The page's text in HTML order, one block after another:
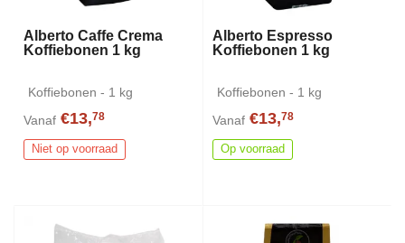
Alberto Caffe Crema
Koffiebonen 1 kg
Koffiebonen - 1 kg
Vanaf €13,78
Niet op voorraad
Alberto Espresso
Koffiebonen 1 kg
Koffiebonen - 1 kg
Vanaf €13,78
Op voorraad